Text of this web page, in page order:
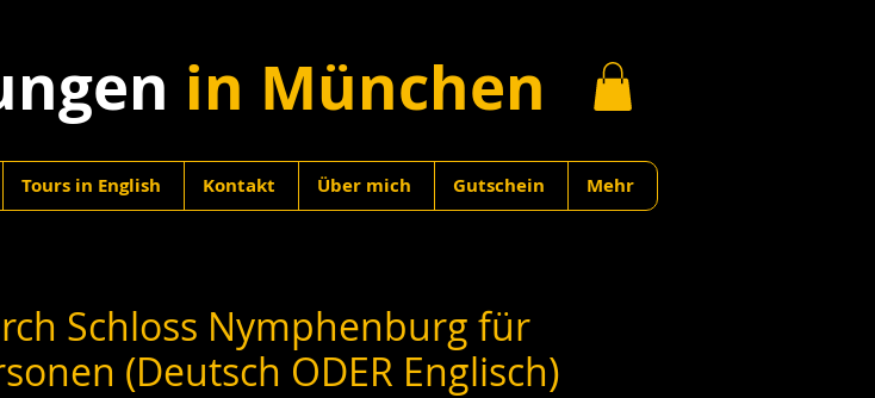
in München
Tours in English Kontakt Über mich Gutschein Mehr
Schloss Nymphenburg für
(Deutsch ODER Englisch)